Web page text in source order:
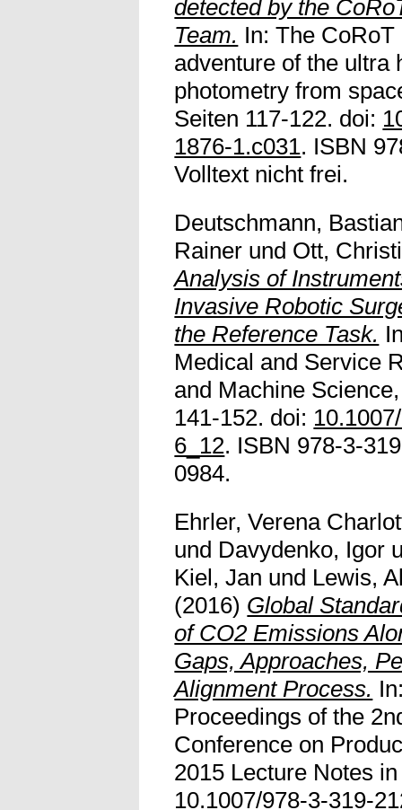
detected by the
Team. In: The
adventure of the ultra
photometry from
Seiten 117-122. doi:
1876-1.c031. ISBN
Volltext nicht frei.
Deutschmann,
Rainer und Ott,
Analysis of
Invasive Robotic
the Reference Task.
Medical and Service
and Machine
141-152. doi:
6_12. ISBN 978-3-
0984.
Ehrler, Verena
und Davydenko, Igor
Kiel, Jan und Lewis,
(2016) Global
of CO2 Emissions
Gaps, Approaches,
Alignment Process.
Proceedings of the
Conference on
2015 Lecture Notes
10.1007/978-3-319-